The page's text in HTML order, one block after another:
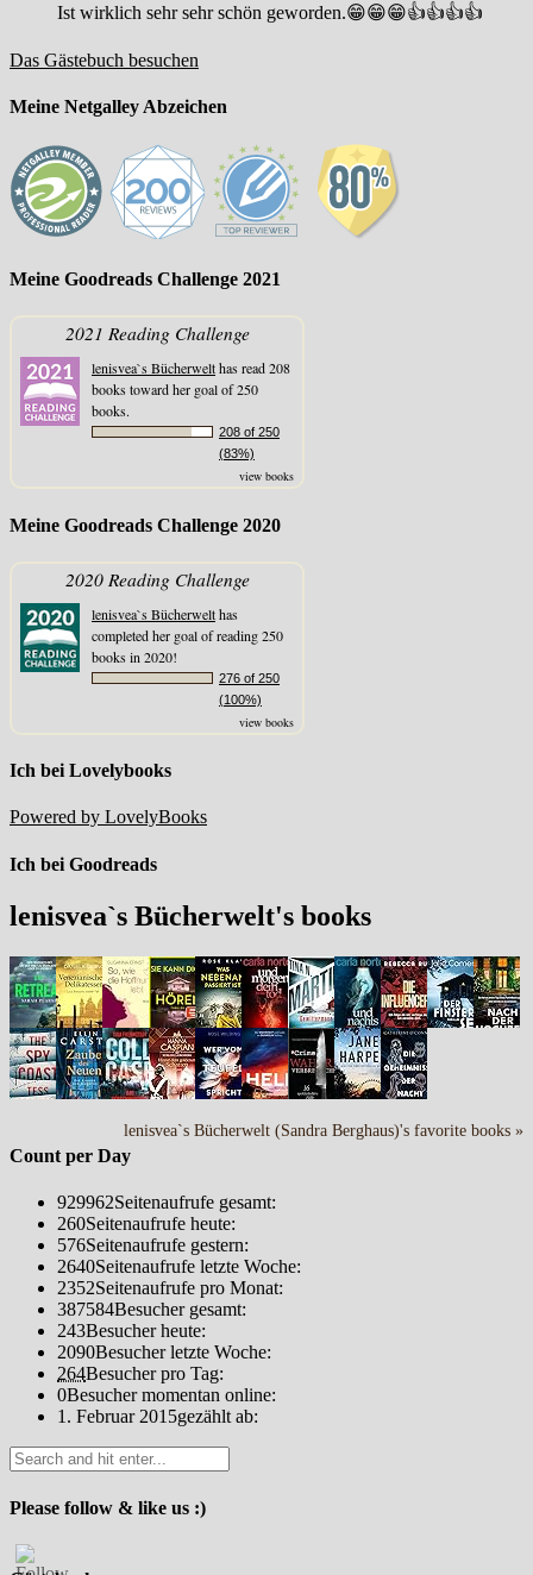
Ist wirklich sehr sehr schön geworden.😁😁😁👍👍👍👍
Das Gästebuch besuchen
Meine Netgalley Abzeichen
Meine Goodreads Challenge 2021
2021 Reading Challenge
lenisvea`s Bücherwelthas read 208
books toward her goal of 250
books.
208 of 250
(83%)
view books
Meine Goodreads Challenge 2020
2020 Reading Challenge
lenisvea`s Bücherwelthas
completed her goal of reading 250
books in 2020!
276 of 250
(100%)
view books
Ich bei Lovelybooks
Powered by LovelyBooks
Ich bei Goodreads
lenisvea`s Bücherwelt's books
lenisvea`s Bücherwelt (Sandra Berghaus)'s favorite books »
Count per Day
929962Seitenaufrufe gesamt:
260Seitenaufrufe heute:
576Seitenaufrufe gestern:
2640Seitenaufrufe letzte Woche:
2352Seitenaufrufe pro Monat:
387584Besucher gesamt:
243Besucher heute:
2090Besucher letzte Woche:
264Besucher pro Tag:
0Besucher momentan online:
1. Februar 2015gezählt ab:
Please follow & like us :)